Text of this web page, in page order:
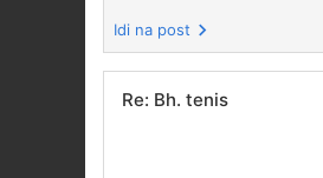
Idi na post
Re: Bh. tenis